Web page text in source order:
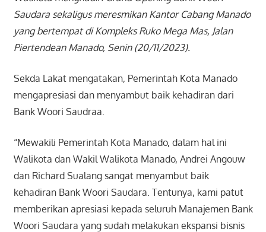
Saudara sekaligus meresmikan Kantor Cabang Manado
yang bertempat di Kompleks Ruko Mega Mas, Jalan
Piertendean Manado, Senin (20/11/2023).
Sekda Lakat mengatakan, Pemerintah Kota Manado
mengapresiasi dan menyambut baik kehadiran dari
Bank Woori Saudraa.
“Mewakili Pemerintah Kota Manado, dalam hal ini
Walikota dan Wakil Walikota Manado, Andrei Angouw
dan Richard Sualang sangat menyambut baik
kehadiran Bank Woori Saudara. Tentunya, kami patut
memberikan apresiasi kepada seluruh Manajemen Bank
Woori Saudara yang sudah melakukan ekspansi bisnis